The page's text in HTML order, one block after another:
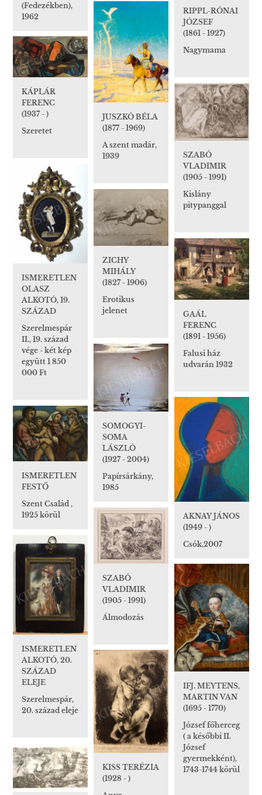
(Fedezékben),
1962
RIPPL-RÓNAI
JÓZSEF
(1861 - 1927)
Nagymama
JUSZKÓ BÉLA
(1877 - 1969)
A szent madár,
1939
KÁPLÁR
FERENC
(1937 - )
Szeretet
SZABÓ
VLADIMIR
(1905 - 1991)
Kislány
pitypanggal
ISMERETLEN
OLASZ
ALKOTÓ, 19.
SZÁZAD
Szerelmespár
II., 19. század
vége - két kép
együtt 1 850
000 Ft
ZICHY
MIHÁLY
(1827 - 1906)
Erotikus
jelenet
GAÁL
FERENC
(1891 - 1956)
Falusi ház
udvarán 1932
SOMOGYI-
SOMA
LÁSZLÓ
(1927 - 2004)
Papírsárkány,
1985
AKNAY JÁNOS
(1949 - )
Csók,2007
ISMERETLEN
FESTŐ
Szent Család ,
1925 körül
SZABÓ
VLADIMIR
(1905 - 1991)
Álmodozás
ISMERETLEN
ALKOTÓ, 20.
SZÁZAD
ELEJE
Szerelmespár,
20. század eleje
IFJ. MEYTENS,
MARTIN VAN
(1695 - 1770)
József főherceg
( a későbbi II.
József
gyermekként),
1743-1744 körül
KISS TERÉZIA
(1928 - )